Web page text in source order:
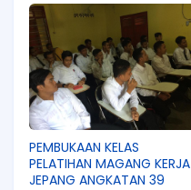
PEMBUKAAN KELAS
PELATIHAN MAGANG KERJA
JEPANG ANGKATAN 39